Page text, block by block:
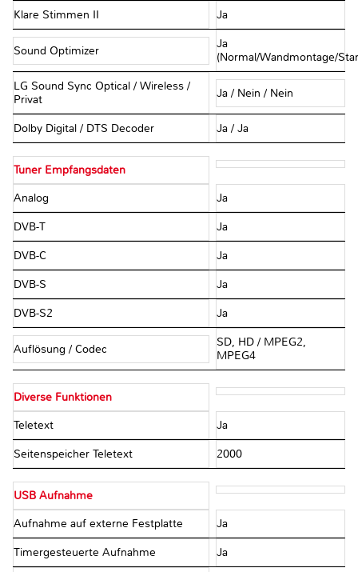
Klare Stimmen II Ja
Sound Optimizer
Ja
(Normal/Wandmontage/
LG Sound Sync Optical / Wireless /
Privat
Ja / Nein / Nein
Dolby Digital / DTS Decoder Ja / Ja
Tuner Empfangsdaten
Analog Ja
DVB-T Ja
DVB-C Ja
DVB-S Ja
DVB-S2 Ja
Auflösung / Codec
SD, HD / MPEG2,
MPEG4
Diverse Funktionen
Teletext Ja
Seitenspeicher Teletext 2000
USB Aufnahme
Aufnahme auf externe Festplatte Ja
Timergesteuerte Aufnahme Ja